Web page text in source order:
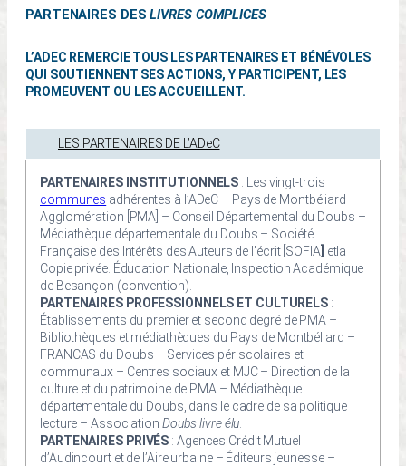
PARTENAIRES DESLIVRES COMPLICES
L’ADEC REMERCIE TOUS LES PARTENAIRES ET BÉNÉVOLES
QUI SOUTIENNENT SES ACTIONS, Y PARTICIPENT, LES
PROMEUVENT OU LES ACCUEILLENT.
LES PARTENAIRES DE L’ADeC
PARTENAIRES INSTITUTIONNELS : Les vingt-trois
communes adhérentes à l’ADeC – Pays de Montbéliard
Agglomération [PMA] – Conseil Départemental du Doubs –
Médiathèque départementale du Doubs – Société
Française des Intérêts des Auteurs de l’écrit [SOFIA etla
Copie privée. Éducation Nationale, Inspection Académique
de Besançon (convention).
PARTENAIRES PROFESSIONNELS ET CULTURELS :
Établissements du premier et second degré de PMA –
Bibliothèques et médiathèques du Pays de Montbéliard –
FRANCAS du Doubs – Services périscolaires et
communaux – Centres sociaux et MJC – Direction de la
culture et du patrimoine de PMA – Médiathèque
départementale du Doubs, dans le cadre de sa politique
lecture – Association Doubs livre élu
PARTENAIRES PRIVÉS : Agences Crédit Mutuel
d’Audincourt et de l’Aire urbaine – Éditeurs jeunesse –